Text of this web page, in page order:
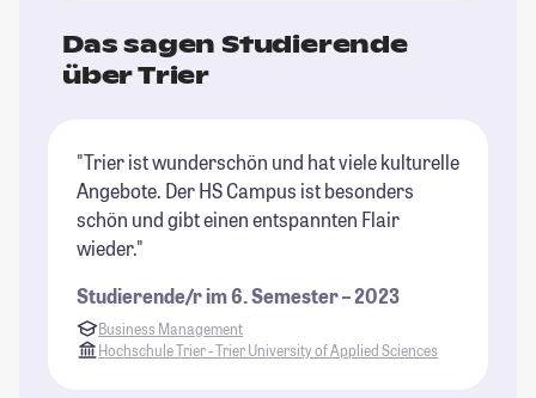
Das sagen Studierende
über Trier
"Trier ist wunderschön und hat viele kulturelle
Angebote. Der HS Campus ist besonders
schön und gibt einen entspannten Flair
wieder."
Studierende/r im 6. Semester – 2023
Business Management
Hochschule Trier - Trier University of Applied Sciences